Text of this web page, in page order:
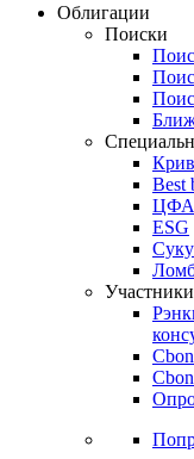
Облигации
Поиски
Best
ЦФА
ESG